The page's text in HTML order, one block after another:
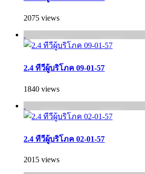
2075 views
2.4 ทีวีผู้บริโภค 09-01-57
1840 views
2.4 ทีวีผู้บริโภค 02-01-57
2015 views